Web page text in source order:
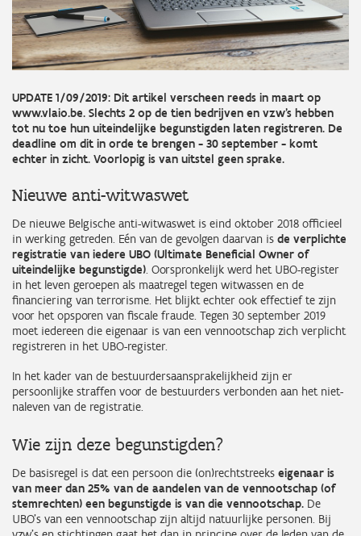
UPDATE 1/09/2019: Dit artikel verscheen reeds in maart op
www.vlaio.be. Slechts 2 op de tien bedrijven en vzw’s hebben
tot nu toe hun uiteindelijke begunstigden laten registreren. De
deadline om dit in orde te brengen - 30 september - komt
echter in zicht. Voorlopig is van uitstel geen sprake.
Nieuwe anti-witwaswet
De nieuwe Belgische anti-witwaswet is eind oktober 2018 officieel
in werking getreden. Eén van de gevolgen daarvan is de verplichte
registratie van iedere UBO (Ultimate Beneficial Owner of
uiteindelijke begunstigde). Oorspronkelijk werd het UBO-register
in het leven geroepen als maatregel tegen witwassen en de
financiering van terrorisme. Het blijkt echter ook effectief te zijn
voor het opsporen van fiscale fraude. Tegen 30 september 2019
moet iedereen die eigenaar is van een vennootschap zich verplicht
registreren in het UBO-register.
In het kader van de bestuurdersaansprakelijkheid zijn er
persoonlijke straffen voor de bestuurders verbonden aan het niet-
naleven van de registratie.
Wie zijn deze begunstigden?
De basisregel is dat een persoon die (on)rechtstreeks eigenaar is
van meer dan 25% van de aandelen van de vennootschap (of
stemrechten) een begunstigde is van die vennootschap. De
UBO’s van een vennootschap zijn altijd natuurlijke personen. Bij